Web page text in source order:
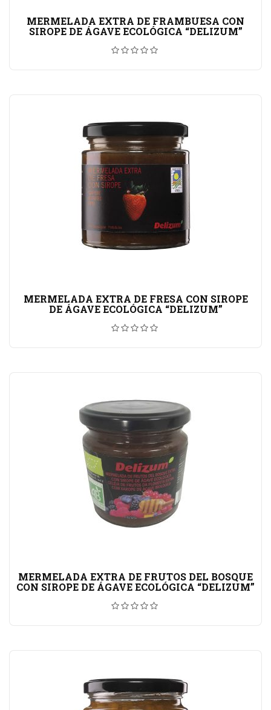
MERMELADA EXTRA DE FRAMBUESA CON
SIROPE DE ÁGAVE ECOLÓGICA “DELIZUM”
MERMELADA EXTRA DE FRESA CON SIROPE
DE ÁGAVE ECOLÓGICA “DELIZUM”
MERMELADA EXTRA DE FRUTOS DEL BOSQUE
CON SIROPE DE ÁGAVE ECOLÓGICA “DELIZUM”